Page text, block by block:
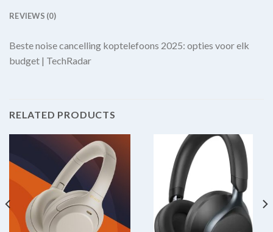
REVIEWS (0)
Beste noise cancelling koptelefoons 2025: opties voor elk
budget | TechRadar
RELATED PRODUCTS